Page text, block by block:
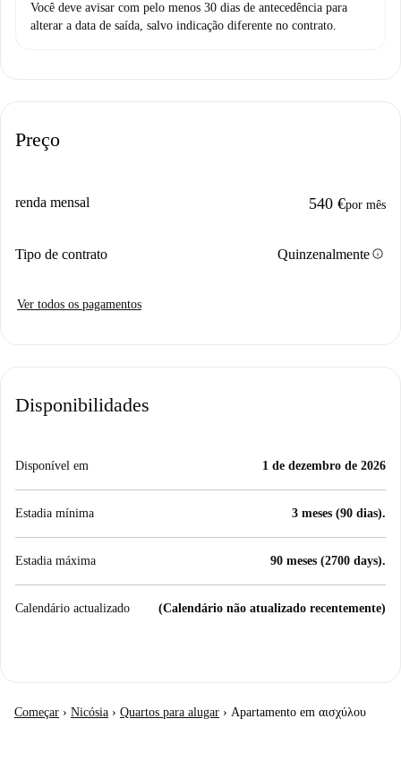
Você deve avisar com pelo menos 30 dias de antecedência para
alterar a data de saída, salvo indicação diferente no contrato.
Preço
renda mensal 540 €por mês
Tipo de contrato Quinzenalmenteinfo
Ver todos os pagamentos
Disponibilidades
Disponível em 1 de dezembro de 2026
Estadia mínima 3 meses (90 dias).
Estadia máxima 90 meses (2700 days).
Calendário actualizado (Calendário não atualizado recentemente)
Começar › Nicósia › Quartos para alugar › Apartamento em αισχύλου